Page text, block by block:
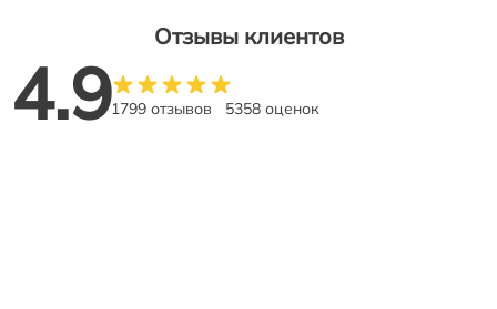
Отзывы клиентов
4.91799 отзывов 5358 оценок